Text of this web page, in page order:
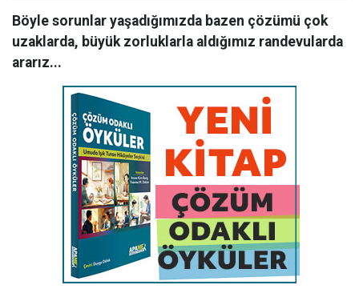
Böyle sorunlar yaşadığımızda bazen çözümü çok
uzaklarda, büyük zorluklarla aldığımız randevularda
ararız...